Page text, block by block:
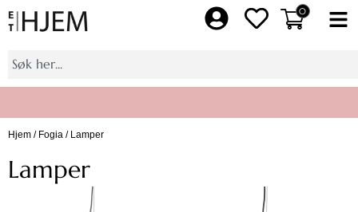
rett
innholdet
Søk
0
Hjem / Fogia / Lamper
Lamper